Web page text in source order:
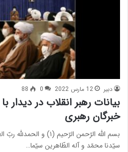
دبیر 12 مارس 2022 0
88
بیانات رهبر انقلاب در
خبرگان رهبری
بسم الله الرّحمن الرّحیم
سیّدنا محمّد و آله الطّاهرین سیّما…